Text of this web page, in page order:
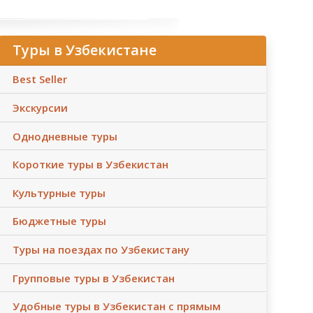
Туры в Узбекистане
Best Seller
Экскурсии
Однодневные туры
Короткие туры в Узбекистан
Культурные туры
Бюджетные туры
Туры на поездах по Узбекистану
Групповые туры в Узбекистан
Удобные туры в Узбекистан с прямым